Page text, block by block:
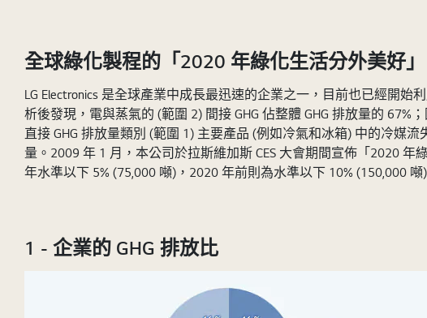
全球綠化製程的「2020 年綠化生活分外美好」
LG Electronics 是全球產業中成長最迅速的企業之一，目前也已經開
析後發現，電與蒸氣的 (範圍 2) 間接 GHG 佔整體 GHG 排放量的
直接 GHG 排放量類別 (範圍 1) 主要產品 (例如冷氣和冰箱) 中的冷媒
量。2009 年 1 月，本公司於拉斯維加斯 CES 大會期間宣佈「2020 年
年水準以下 5% (75,000 噸)，2020 年前則為水準以下 10% (150,000 噸)
1 - 企業的 GHG 排放比